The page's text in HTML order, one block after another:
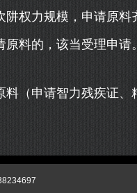
力规模，申请原料
料的，该当受理申请。
申请智力残疾证、